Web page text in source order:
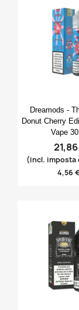

Dreamods -
Donut Cherry
Vape 30
(incl. imposta
4,56